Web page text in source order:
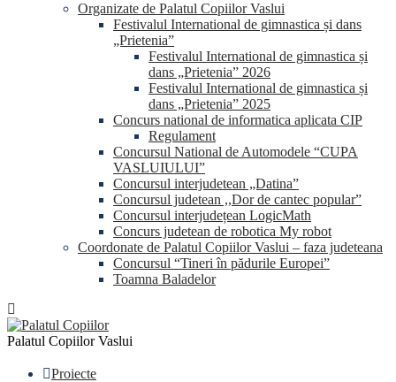
Organizate de Palatul Copiilor Vaslui
Festivalul International de gimnastica și dans
„Prietenia”
Festivalul International de gimnastica și
dans „Prietenia” 2026
Festivalul International de gimnastica și
dans „Prietenia” 2025
Concurs national de informatica aplicata CIP
Regulament
Concursul National de Automodele “CUPA
VASLUIULUI”
Concursul interjudetean „Datina”
Concursul judetean ,,Dor de cantec popular”
Concursul interjudețean LogicMath
Concurs judetean de robotica My robot
Coordonate de Palatul Copiilor Vaslui – faza judeteana
Concursul “Tineri în pădurile Europei”
Toamna Baladelor
Palatul Copiilor Vaslui
Proiecte